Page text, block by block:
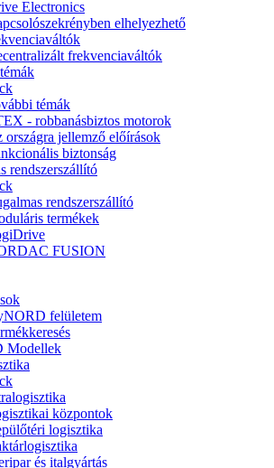
Electronics
elhelyezhető
frekvenciaváltók
témák
- robbanásbiztos motorok
országra jellemző előírások
biztonság
rendszerszállító
rendszerszállító
termékek
FUSION
felületem
Modellek
központok
logisztika
és italgyártás